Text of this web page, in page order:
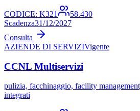
CODICE: K321
58.430
Scadenza31/12/2027
Consulta
AZIENDE DI SERVIZIVigente
CCNL Multiservizi
pulizia, facchinaggio, facility
integrati